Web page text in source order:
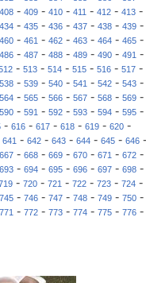
408 - 409 - 410 - 411 - 412 - 413 -
434- 435- 436- 437- 438- 439-
460- 461- 462- 463- 464- 465-
486- 487- 488- 489- 490- 491-
- 513 - 514 - 515 - 516 - 517 -
538- 539- 540- 541- 542- 543-
564- 565- 566- 567- 568- 569-
590- 591- 592- 593- 594- 595-
- 616- 617- 618- 619- 620-
641 - 642 - 643 - 644 - 645 - 646 -
667- 668- 669- 670- 671- 672-
693- 694- 695- 696- 697- 698-
- 720 - 721 - 722 - 723 - 724 -
745- 746- 747- 748- 749- 750-
771- 772- 773- 774- 775- 776-